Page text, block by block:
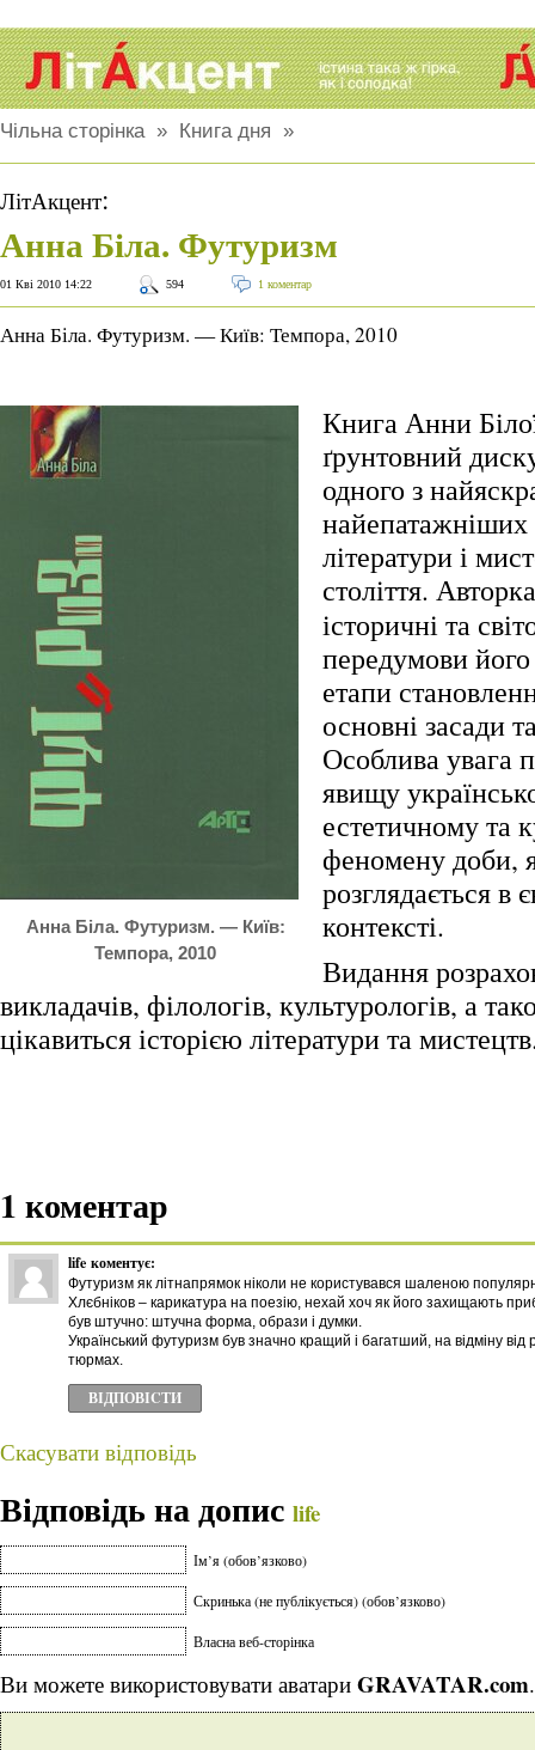
Чільна сторінка» Книга дня »
ЛітАкцент:
Анна Біла. Футуризм
01 Кві 2010 14:22 594 1 коментар
Анна Біла. Футуризм. — Київ: Темпора, 2010
Анна Біла. Футуризм. — Київ:
Темпора, 2010
Книга Анни
ґрунтовний
одного з
найепатажніших
літератури і
століття.
історичні та
передумови
етапи
основні засади
Особлива увага
явищу
естетичному та
феномену доби,
розглядається в
контексті.
Видання
викладачів, філологів, культурологів, а
цікавиться історією літератури та
1 коментар
life коментує:
Футуризм як літнапрямок ніколи не користувався шаленою
Хлєбніков – карикатура на поезію, нехай хоч як його захищають
був штучно: штучна форма, образи і думки.
Український футуризм був значно кращий і багатший, на відміну від
тюрмах.
ВІДПОВІCТИ
Скасувати відповідь
Відповідь на допис life
Ім’я (обов’язково)
Скринька (не публікується) (обов’язково)
Власна веб-сторінка
Ви можете використовувати аватари GRAVATAR.com.